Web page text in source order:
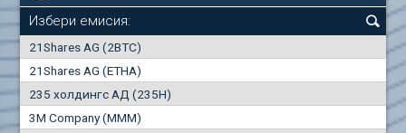
Избери емисия:
21Shares AG (2BTC)
21Shares AG (ETHA)
235 холдингс АД (235H)
3M Company (MMM)
0000
0.000